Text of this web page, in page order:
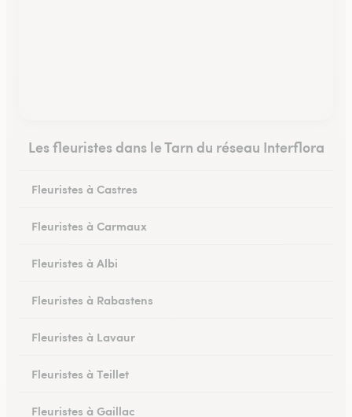
Les fleuristes dans le Tarn du réseau Interflora
Fleuristes à Castres
Fleuristes à Carmaux
Fleuristes à Albi
Fleuristes à Rabastens
Fleuristes à Lavaur
Fleuristes à Teillet
Fleuristes à Gaillac